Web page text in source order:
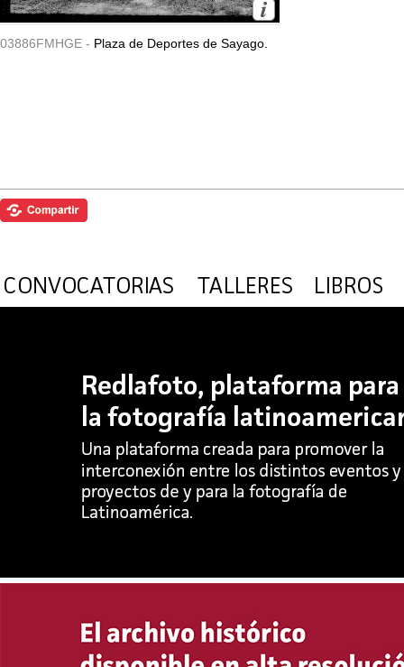
03886FMHGE - Plaza de Deportes de Sayago.